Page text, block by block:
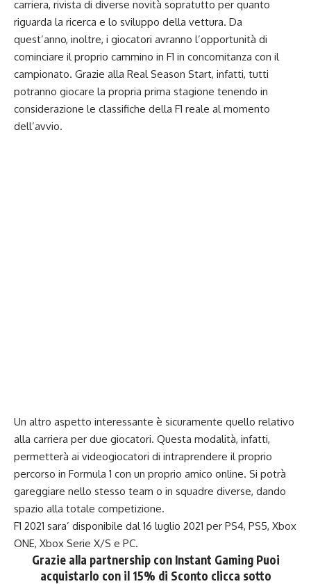
carriera, rivista di diverse novità sopratutto per quanto
riguarda la ricerca e lo sviluppo della vettura. Da
quest’anno, inoltre, i giocatori avranno l’opportunità di
cominciare il proprio cammino in F1 in concomitanza con il
campionato. Grazie alla Real Season Start, infatti, tutti
potranno giocare la propria prima stagione tenendo in
considerazione le classifiche della F1 reale al momento
dell’avvio.
Un altro aspetto interessante è sicuramente quello relativo
alla carriera per due giocatori. Questa modalità, infatti,
permetterà ai videogiocatori di intraprendere il proprio
percorso in Formula 1 con un proprio amico online. Si potrà
gareggiare nello stesso team o in squadre diverse, dando
spazio alla totale competizione.
F1 2021 sara’ disponibile dal 16 luglio 2021 per PS4, PS5, Xbox
ONE, Xbox Serie X/S e PC.
Grazie alla partnership con Instant GamingPuoi
acquistarlo con il 15% di Sconto clicca sotto